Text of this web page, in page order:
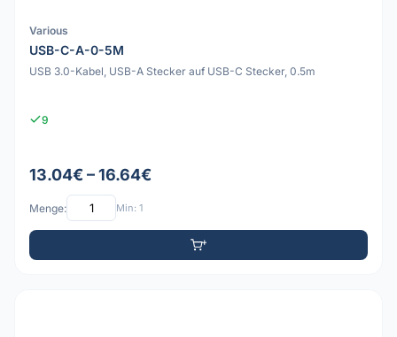
Various
USB-C-A-0-5M
USB 3.0-Kabel, USB-A Stecker auf USB-C Stecker, 0.5m
9
13.04€ – 16.64€
Menge: Min: 1